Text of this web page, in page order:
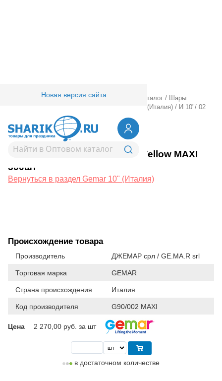
Новая версия сайта
Товары для праздника/ Оптовый каталог /
Шары
Gemar 10" (Италия) / И 10"/ 02
Пастель Yellow MAXI 500шт
1102-1271И 10"/ 02 Пастель Yellow MAXI
500шт
Вернуться в раздел Gemar 10" (Италия)
Происхождение товара
Производитель ДЖЕМАР срл / GE.MA.R srl
Торговая марка GEMAR
Страна происхождения Италия
Код производителя G90/002 MAXI
Цена 2 270,00 руб. за шт
в достаточном количестве